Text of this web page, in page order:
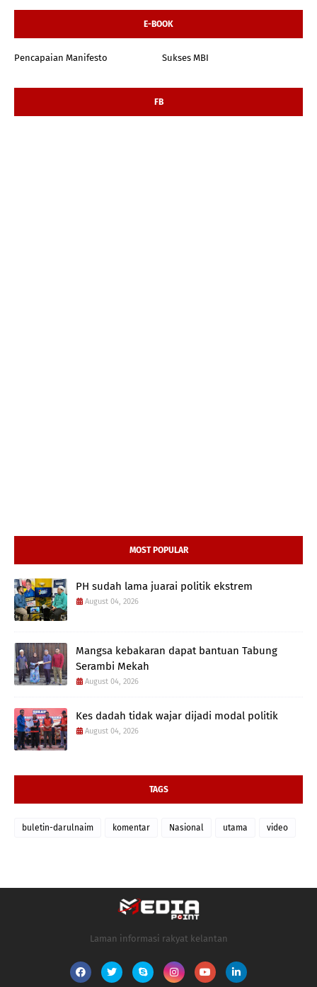
E-BOOK
Pencapaian Manifesto Sukses MBI
FB
MOST POPULAR
PH sudah lama juarai politik ekstrem
August 04, 2026
Mangsa kebakaran dapat bantuan Tabung
Serambi Mekah
August 04, 2026
Kes dadah tidak wajar dijadi modal politik
August 04, 2026
TAGS
buletin-darulnaim komentar Nasional utama video
Laman informasi rakyat kelantan